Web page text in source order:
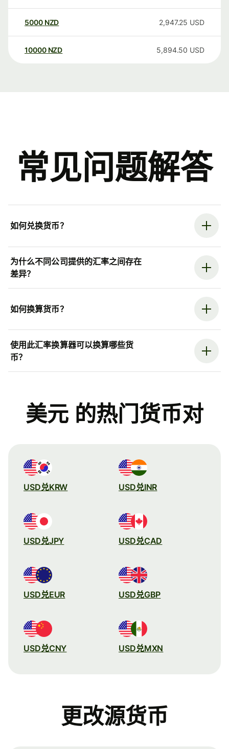
5000 NZD 2,947.25 USD
10000 NZD 5,894.50 USD
常见问题解答
如何兑换货币？
为什么不同公司提供的汇率之间存在
差异？
如何换算货币？
使用此汇率换算器可以换算哪些货
币？
美元 的热门货币对
USD兑KRW USD兑INR
USD兑JPY USD兑CAD
USD兑EUR USD兑GBP
USD兑CNY USD兑MXN
更改源货币